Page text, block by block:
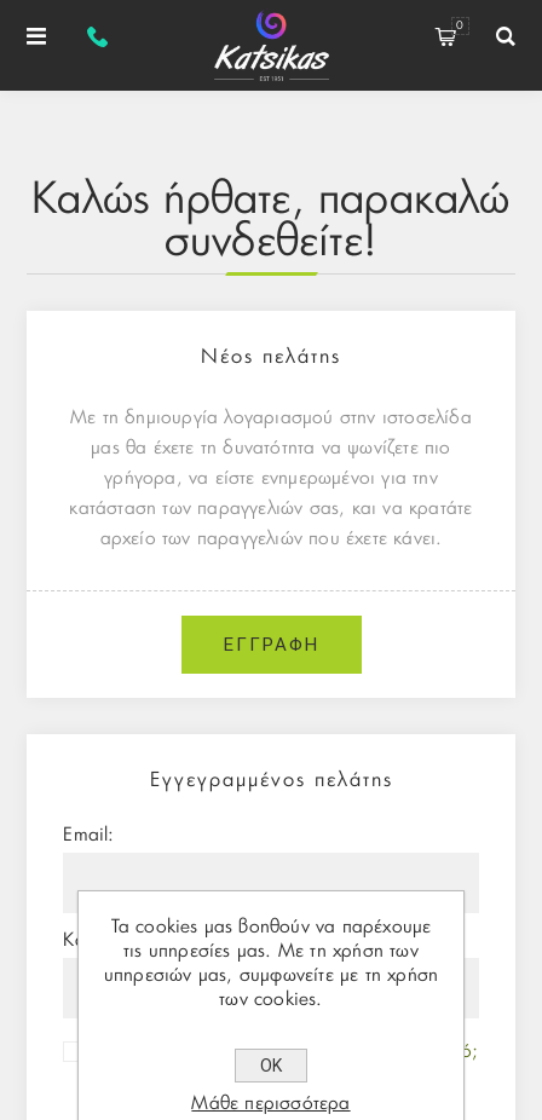
0
Καλώς ήρθατε, παρακαλώ
συνδεθείτε!
Νέος πελάτης
Με τη δημιουργία λογαριασμού στην ιστοσελίδα
μας θα έχετε τη δυνατότητα να ψωνίζετε πιο
γρήγορα, να είστε ενημερωμένοι για την
κατάσταση των παραγγελιών σας, και να κρατάτε
αρχείο των παραγγελιών που έχετε κάνει.
Εγγεγραμμένος πελάτης
Email:
Κωδικός:
Ξεχάσατε τον κωδικό;
Τα cookies μας βοηθούν να παρέχουμε
τις υπηρεσίες μας. Με τη χρήση των
υπηρεσιών μας, συμφωνείτε με τη χρήση
των cookies.
ΟΚ
Μάθε περισσότερα